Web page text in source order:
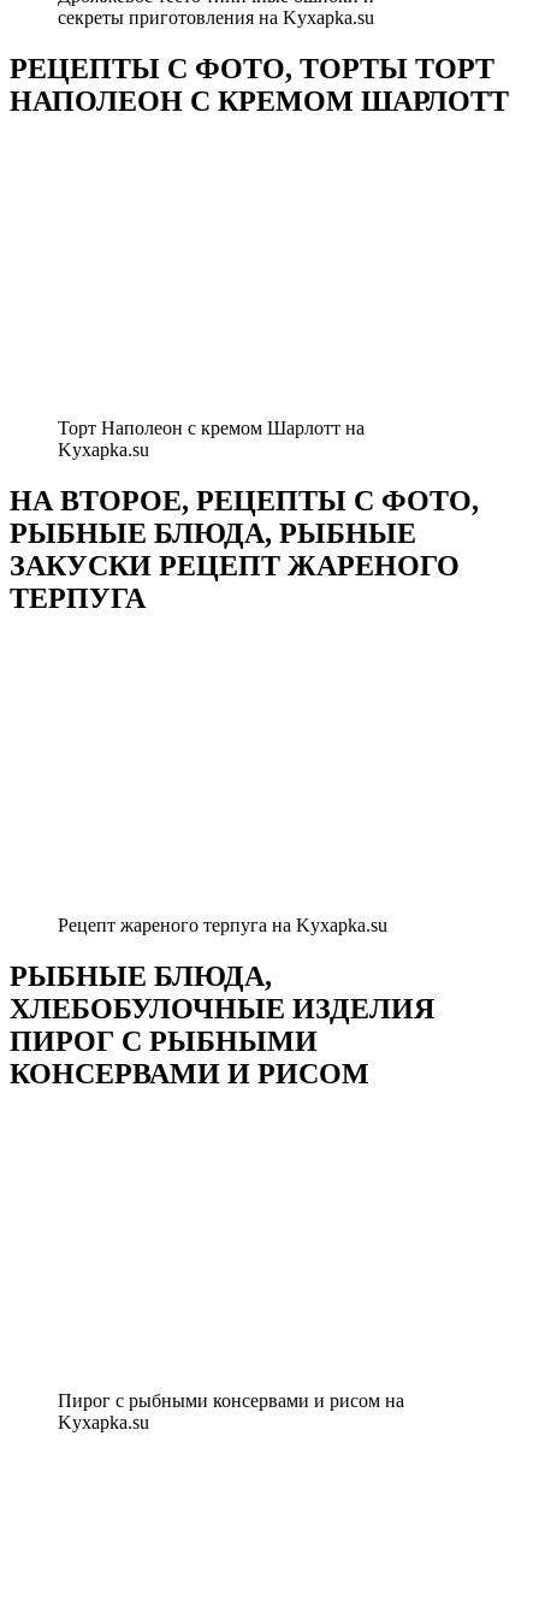
секреты приготовления на Kyxapka.su
РЕЦЕПТЫ С ФОТО, ТОРТЫ ТОРТ
НАПОЛЕОН С КРЕМОМ ШАРЛОТТ
Торт Наполеон с кремом Шарлотт на
Kyxapka.su
НА ВТОРОЕ, РЕЦЕПТЫ С ФОТО,
РЫБНЫЕ БЛЮДА, РЫБНЫЕ
ЗАКУСКИ РЕЦЕПТ ЖАРЕНОГО
ТЕРПУГА
Рецепт жареного терпуга на Kyxapka.su
РЫБНЫЕ БЛЮДА,
ХЛЕБОБУЛОЧНЫЕ ИЗДЕЛИЯ
ПИРОГ С РЫБНЫМИ
КОНСЕРВАМИ И РИСОМ
Пирог с рыбными консервами и рисом на
Kyxapka.su